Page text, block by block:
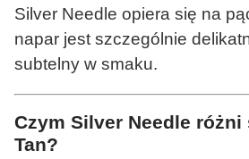
Silver Needle opiera się na
napar jest szczególnie
subtelny w smaku.
Czym Silver Needle różni
Tan?